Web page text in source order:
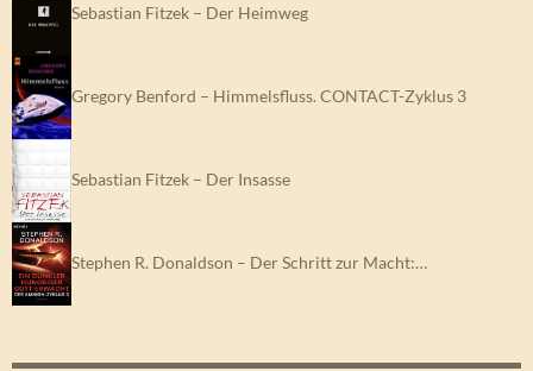
Sebastian Fitzek – Der Heimweg
Gregory Benford – Himmelsfluss. CONTACT-Zyklus 3
Sebastian Fitzek – Der Insasse
Stephen R. Donaldson – Der Schritt zur Macht:…